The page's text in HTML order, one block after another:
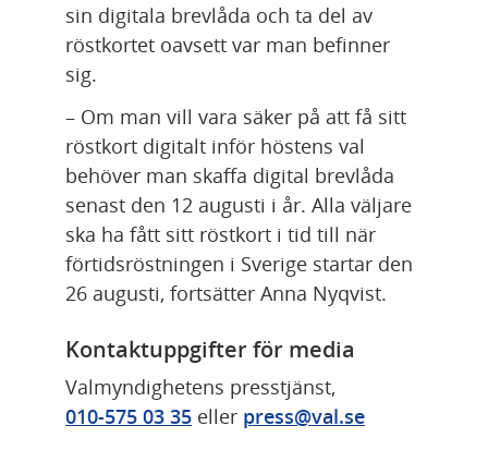
sin digitala brevlåda och ta del av
röstkortet oavsett var man befinner
sig.
– Om man vill vara säker på att få sitt
röstkort digitalt inför höstens val
behöver man skaffa digital brevlåda
senast den 12 augusti i år. Alla väljare
ska ha fått sitt röstkort i tid till när
förtidsröstningen i Sverige startar den
26 augusti, fortsätter Anna Nyqvist.
Kontaktuppgifter för media
010-575 03 35 eller press@val.se